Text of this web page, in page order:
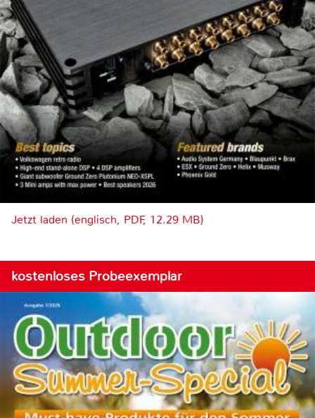
Jetzt laden (englisch, PDF, 12.29 MB)
kostenloses Probeexemplar